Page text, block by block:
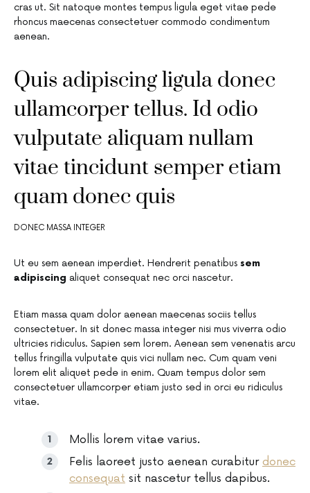
cras ut. Sit natoque montes tempus ligula eget vitae pede
rhoncus maecenas consectetuer commodo condimentum
aenean.
Quis adipiscing ligula donec
ullamcorper tellus. Id odio
vulputate aliquam nullam
vitae tincidunt semper etiam
quam donec quis
DONEC MASSA INTEGER
Ut eu sem aenean imperdiet. Hendrerit penatibus sem
adipiscing aliquet consequat nec orci nascetur.
Etiam massa quam dolor aenean maecenas sociis tellus
consectetuer. In sit donec massa integer nisi mus viverra odio
ultricies ridiculus. Sapien sem lorem. Aenean sem venenatis arcu
tellus fringilla vulputate quis vici nullam nec. Cum quam veni
lorem elit aliquet pede in enim. Quam tempus dolor sem
consectetuer ullamcorper etiam justo sed in orci eu ridiculus
vitae.
Mollis lorem vitae varius.
Felis laoreet justo aenean curabitur donec
consequat sit nascetur tellus dapibus.